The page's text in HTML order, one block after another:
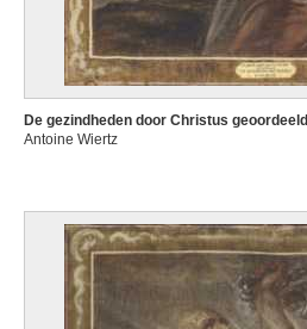
De gezindheden door Christus geoordeeld
Antoine Wiertz